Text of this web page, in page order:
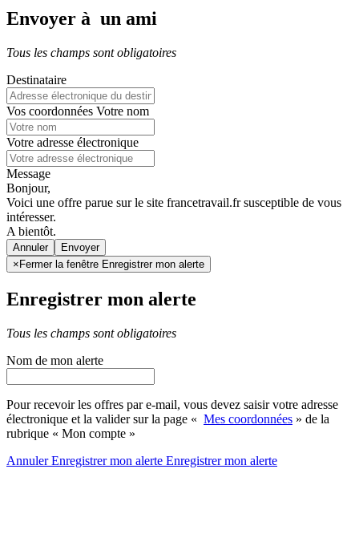
Envoyer à un ami
Tous les champs sont obligatoires
Destinataire
Vos coordonnées Votre nom
Votre adresse électronique
Message
Bonjour,
Voici une offre parue sur le site francetravail.fr susceptible de vous
intéresser.
A bientôt.
Annuler
× Fermer la fenêtre Enregistrer mon alerte
Enregistrer mon alerte
Tous les champs sont obligatoires
Nom de mon alerte
Pour recevoir les offres par e-mail, vous devez saisir votre adresse
électronique et la valider sur la page « Mes coordonnées » de la
rubrique « Mon compte »
AnnulerEnregistrer mon alerte Enregistrermon alerte